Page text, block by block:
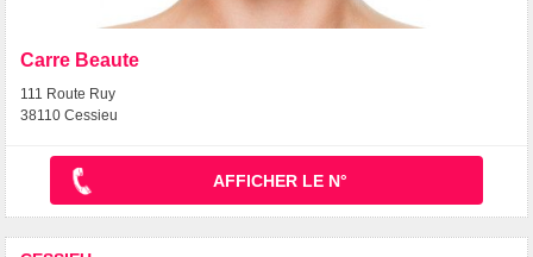
Carre Beaute
111 Route Ruy
38110 Cessieu
AFFICHER LE N°